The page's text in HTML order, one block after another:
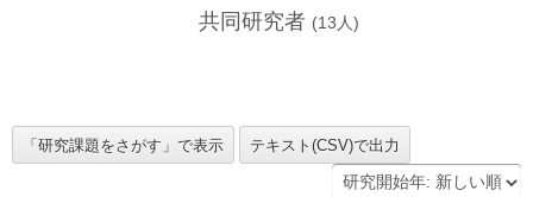
共同研究者 (13 人)